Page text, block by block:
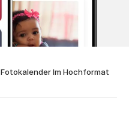
Fotokalender Im Hochformat